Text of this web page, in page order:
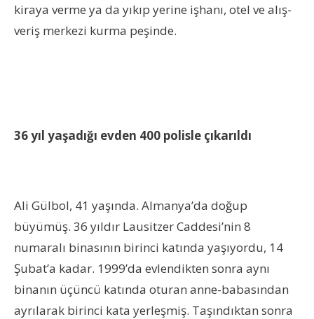
kiraya verme ya da yıkıp yerine işhanı, otel ve alış-
veriş merkezi kurma peşinde.
36 yıl yaşadığı evden 400 polisle çıkarıldı
Ali Gülbol, 41 yaşında. Almanya’da doğup
büyümüş. 36 yıldır Lausitzer Caddesi’nin 8
numaralı binasının birinci katında yaşıyordu, 14
Şubat’a kadar. 1999’da evlendikten sonra aynı
binanın üçüncü katında oturan anne-babasından
ayrılarak birinci kata yerleşmiş. Taşındıktan sonra